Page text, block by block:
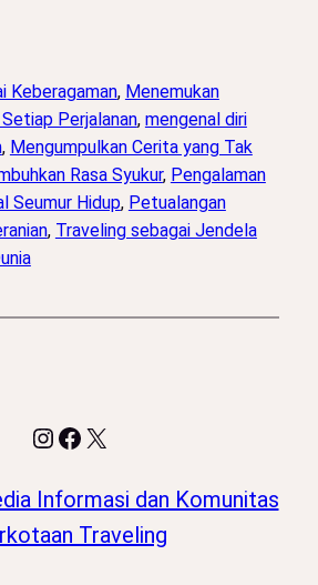
Keberagaman, Menemukan
Perjalanan, mengenal diri
, Mengumpulkan Cerita yang Tak
Rasa Syukur, Pengalaman
Seumur Hidup, Petualangan
, Traveling sebagai Jendela
Instagram
Facebook
X
Informasi dan Komunitas
Traveling